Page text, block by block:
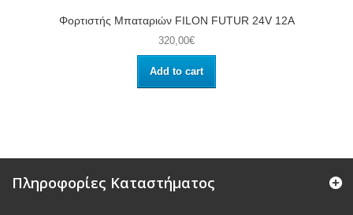
Φορτιστής Μπαταριών FILON FUTUR 24V 12A
320,00€
Add to cart
Πληροφορίες Καταστήματος